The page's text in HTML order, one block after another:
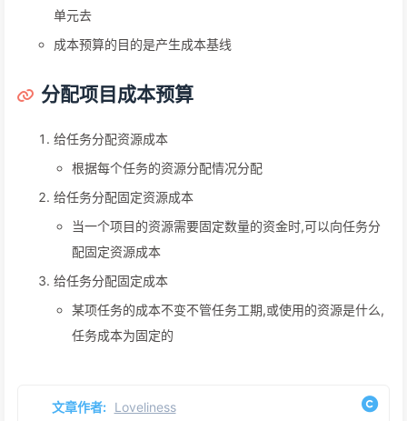
单元去
成本预算的目的是产生成本基线
分配项目成本预算
给任务分配资源成本
根据每个任务的资源分配情况分配
给任务分配固定资源成本
当一个项目的资源需要固定数量的资金时,可以向任务分
配固定资源成本
给任务分配固定成本
某项任务的成本不变不管任务工期,或使用的资源是什么,
任务成本为固定的
文章作者: Loveliness